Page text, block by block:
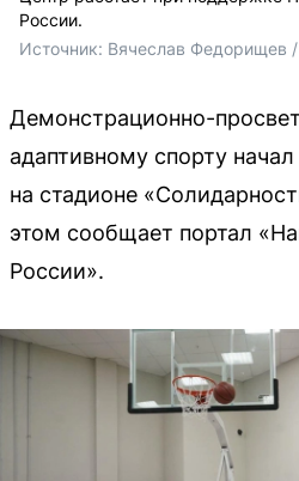
России.
Источник: Вячеслав Федорищев
Демонстрационно-
адаптивному спорту
на стадионе
этом сообщает портал
России».